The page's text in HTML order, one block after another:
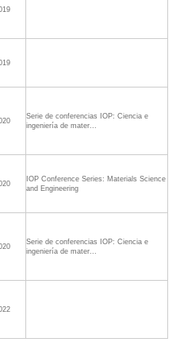
Serie de conferencias IOP: Ciencia e
ingeniería de mater...
IOP Conference Series: Materials Science
and Engineering
Serie de conferencias IOP: Ciencia e
ingeniería de mater...